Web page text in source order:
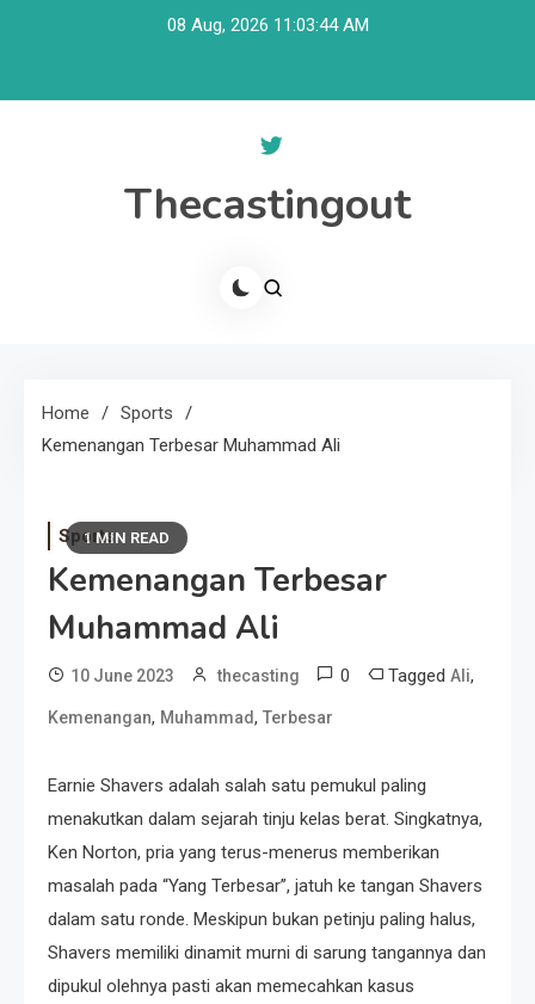
08 Aug, 2026 11:03:45 AM
Thecastingout
Home
Sports
Kemenangan Terbesar Muhammad Ali
1 MIN READ
Sports
Kemenangan Terbesar
Muhammad Ali
10 June 2023 thecasting 0 Tagged Ali,
Kemenangan, Muhammad, Terbesar
Earnie Shavers adalah salah satu pemukul paling
menakutkan dalam sejarah tinju kelas berat. Singkatnya,
Ken Norton, pria yang terus-menerus memberikan
masalah pada “Yang Terbesar”, jatuh ke tangan Shavers
dalam satu ronde. Meskipun bukan petinju paling halus,
Shavers memiliki dinamit murni di sarung tangannya dan
dipukul olehnya pasti akan memecahkan kasus